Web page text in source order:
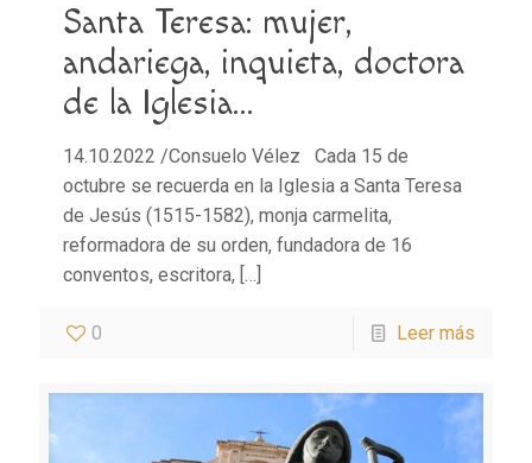
Santa Teresa: mujer,
andariega, inquieta, doctora
de la Iglesia…
14.10.2022 /Consuelo Vélez Cada 15 de
octubre se recuerda en la Iglesia a Santa Teresa
de Jesús (1515-1582), monja carmelita,
reformadora de su orden, fundadora de 16
conventos, escritora, […]
0 Leer más